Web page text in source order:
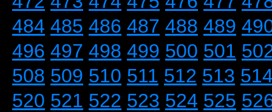
484 485 486 487 488 489
496 497 498 499 500 501
508 509 510 511 512 513
520 521 522 523 524 525